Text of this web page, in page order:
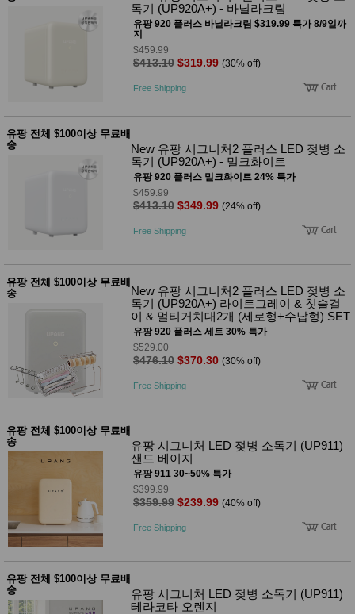
드(칠
유아 이
용품
용품
패
션
어른내
스
패션/잡
생
활
세탁세
제
일상 돋
보기
침구용
생활/욕
WALL
DECO
Pet
Supplies
문
화 사
독기 (UP920A+) - 바닐라크림
유팡 920 플러스 바닐라크림 $319.99 특가 8/9일까
지
$459.99
$413.10 $319.99 (30% off)
Free Shipping
유팡 전체 $100이상 무료배
송
New 유팡 시그니처2 플러스 LED 젖병 소
독기 (UP920A+) - 밀크화이트
유팡 920 플러스 밀크화이트 24% 특가
$459.99
$413.10 $349.99 (24% off)
Free Shipping
유팡 전체 $100이상 무료배
송
New 유팡 시그니처2 플러스 LED 젖병 소
독기 (UP920A+) 라이트그레이 & 칫솔걸
이 & 멀티거치대2개 (세로형+수납형) SET
유팡 920 플러스 세트 30% 특가
$529.00
$476.10 $370.30 (30% off)
Free Shipping
유팡 전체 $100이상 무료배
송
유팡 시그니처 LED 젖병 소독기 (UP911)
샌드 베이지
유팡 911 30~50% 특가
$399.99
$359.99 $239.99 (40% off)
Free Shipping
유팡 전체 $100이상 무료배
송
유팡 시그니처 LED 젖병 소독기 (UP911)
테라코타 오렌지